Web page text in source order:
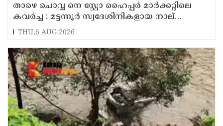
താഴെ ചൊവ്വ നെ സ്റ്റോ ഹൈപ്പർ മാർക്കറ്റിലെ
കവർച്ച : മട്ടന്നൂർ സ്വദേശിനികളായ നാല്
പ്രതികൾ പിടിയിൽ
THU,6 AUG 2026